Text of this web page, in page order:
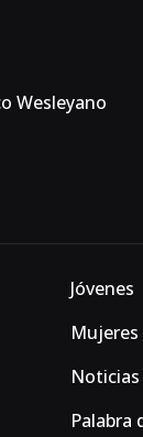
Wesleyano
Jóvenes
Mujeres
Palabra